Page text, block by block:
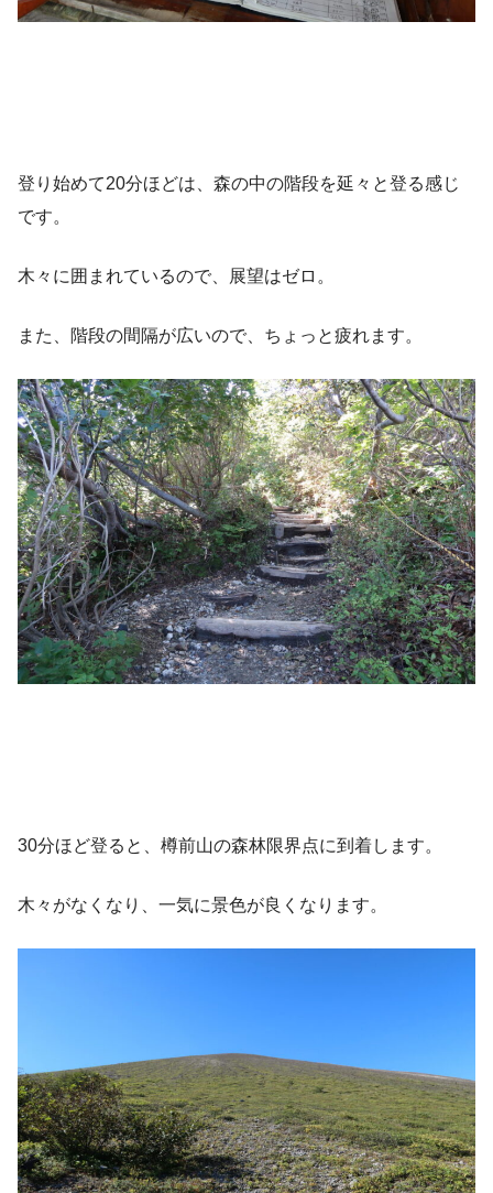
登り始めて20分ほどは、森の中の階段を延々と登る感じ
です。
木々に囲まれているので、展望はゼロ。
また、階段の間隔が広いので、ちょっと疲れます。
30分ほど登ると、樽前山の森林限界点に到着します。
木々がなくなり、一気に景色が良くなります。